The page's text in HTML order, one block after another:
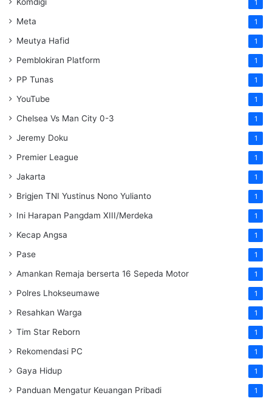
Komdigi 1
Meta 1
Meutya Hafid 1
Pemblokiran Platform 1
PP Tunas 1
YouTube 1
Chelsea Vs Man City 0-3 1
Jeremy Doku 1
Premier League 1
Jakarta 1
Brigjen TNI Yustinus Nono Yulianto 1
Ini Harapan Pangdam XIII/Merdeka 1
Kecap Angsa 1
Pase 1
Amankan Remaja berserta 16 Sepeda Motor 1
Polres Lhokseumawe 1
Resahkan Warga 1
Tim Star Reborn 1
Rekomendasi PC 1
Gaya Hidup 1
Panduan Mengatur Keuangan Pribadi 1